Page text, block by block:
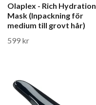
Olaplex - Rich Hydration
Mask (Inpackning för
medium till grovt hår)
599 kr